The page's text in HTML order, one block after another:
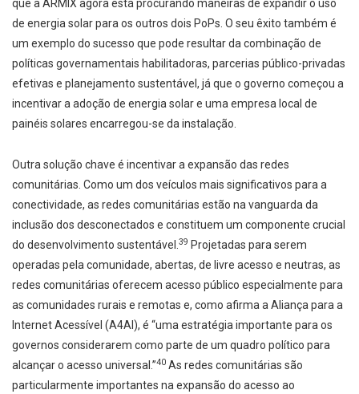
que a ARMIX agora está procurando maneiras de expandir o uso
de energia solar para os outros dois PoPs. O seu êxito também é
um exemplo do sucesso que pode resultar da combinação de
políticas governamentais habilitadoras, parcerias público-privadas
efetivas e planejamento sustentável, já que o governo começou a
incentivar a adoção de energia solar e uma empresa local de
painéis solares encarregou-se da instalação.
Outra solução chave é incentivar a expansão das redes
comunitárias. Como um dos veículos mais significativos para a
conectividade, as redes comunitárias estão na vanguarda da
inclusão dos desconectados e constituem um componente crucial
do desenvolvimento sustentável.39 Projetadas para serem
operadas pela comunidade, abertas, de livre acesso e neutras, as
redes comunitárias oferecem acesso público especialmente para
as comunidades rurais e remotas e, como afirma a Aliança para a
Internet Acessível (A4AI), é “uma estratégia importante para os
governos considerarem como parte de um quadro político para
alcançar o acesso universal.”40 As redes comunitárias são
particularmente importantes na expansão do acesso ao